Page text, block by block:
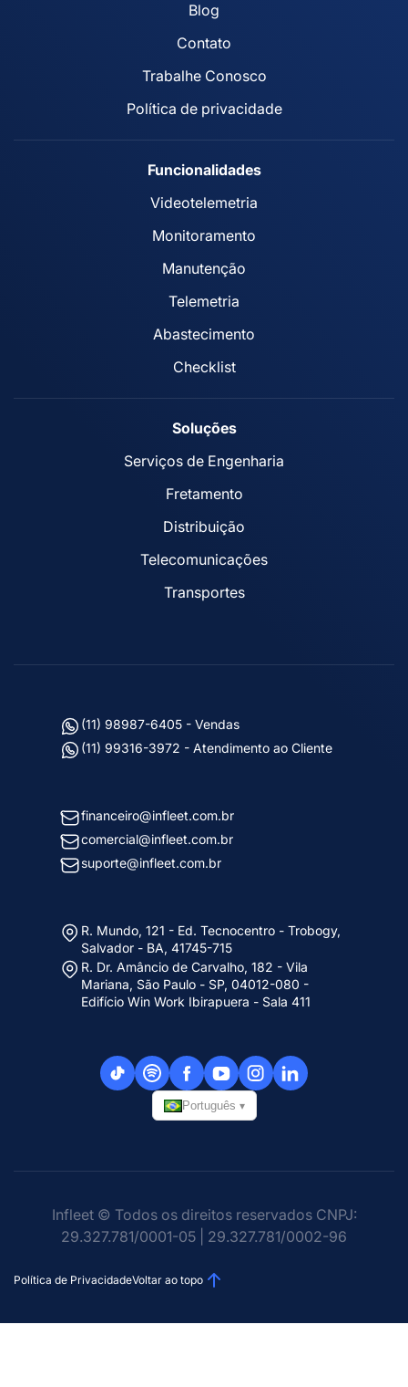
Blog
Contato
Trabalhe Conosco
Política de privacidade
Funcionalidades
Videotelemetria
Monitoramento
Manutenção
Telemetria
Abastecimento
Checklist
Soluções
Serviços de Engenharia
Fretamento
Distribuição
Telecomunicações
Transportes
(11) 98987-6405 - Vendas
(11) 99316-3972 - Atendimento ao Cliente
financeiro@infleet.com.br
comercial@infleet.com.br
suporte@infleet.com.br
R. Mundo, 121 - Ed. Tecnocentro - Trobogy,
Salvador - BA, 41745-715
R. Dr. Amâncio de Carvalho, 182 - Vila
Mariana, São Paulo - SP, 04012-080 -
Edifício Win Work Ibirapuera - Sala 411
Português ▾
Infleet © Todos os direitos reservados CNPJ:
29.327.781/0001-05 | 29.327.781/0002-96
Voltar ao topo
Política de Privacidade